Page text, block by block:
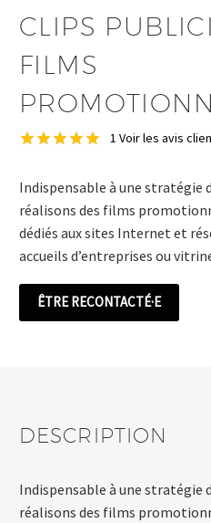
ENGLISH
CLIPS
FILMS
sur 5 basé
surnotation
client
1 Voir les avis
Indispensable à une stratégie
réalisons des films
dédiés aux sites Internet et
accueils d’entreprises ou
ÊTRE RECONTACTÉ·E
DESCRIPTION
Indispensable à une stratégie
réalisons des films